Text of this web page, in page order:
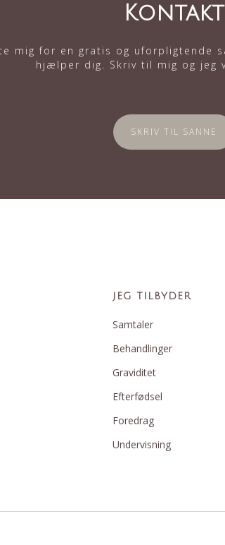
Kontakt
mig for en gratis og uforpligtende
hjælper dig. Skriv til mig og jeg
SKRIV TIL SANNE
JEG TILBYDER
Samtaler
Behandlinger
Graviditet
Efterfødsel
Foredrag
Undervisning